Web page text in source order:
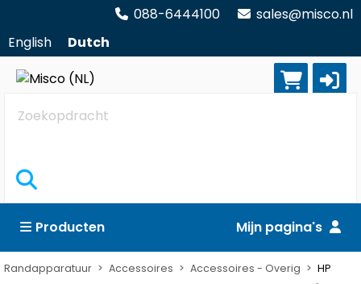
088-6444100
sales@misco.nl
English
Dutch
Zoekopdracht
Producten Mijn pagina's
Randapparatuur Accessoires Accessoires - Overig HP